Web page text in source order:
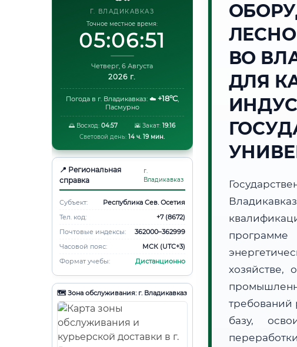
Г. ВЛАДИКАВКАЗ
Точное местное время:
05:06:52
Четверг, 6 Августа
2026 г.
Погода в г. Владикавказ: ☁️ +18°C,
Пасмурно
🌅 Восход: 04:57 🌇 Закат: 19:16
Световой день: 14 ч. 19 мин.
📍 Региональная
справка
г.
Владикавказ
Субъект:
Республика Сев. Осетия
Тел. код:
+7 (8672)
Почтовые индексы:
362000–362999
Часовой пояс:
МСК (UTC+3)
Формат учебы:
Дистанционно
🗺️ Зона обслуживания: г. Владикавказ
ВО
ДЛЯ
хозяйстве,
требований
базу,